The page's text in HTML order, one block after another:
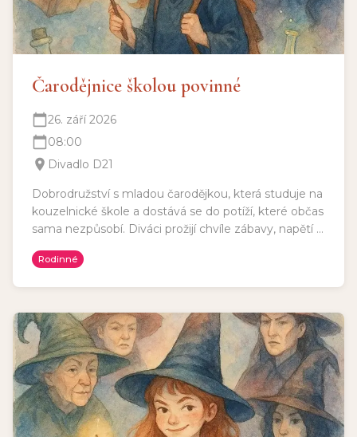
Čarodějnice školou povinné
26. září 2026
08:00
Divadlo D21
Dobrodružství s mladou čarodějkou, která studuje na
kouzelnické škole a dostává se do potíží, které občas
sama nezpůsobí. Diváci prožijí chvíle zábavy, napětí a
Délka představení: 120 min a 15 min pauza
Rodinné